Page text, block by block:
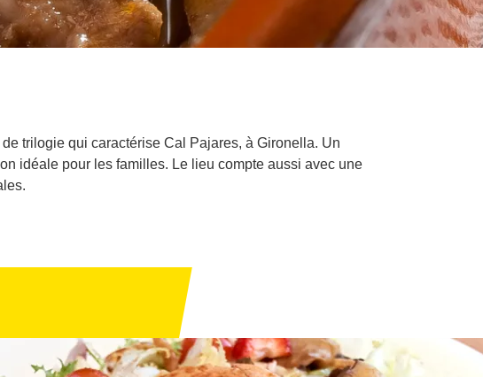
trilogie qui caractérise Cal Pajares, à Gironella. Un
idéale pour les familles. Le lieu compte aussi avec une